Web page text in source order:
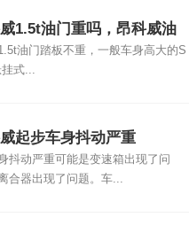
1.5t油门重吗，昂科威油
油门踏板不重，一般车身高大的S
式...
起步车身抖动严重
抖动严重可能是变速箱出现了问
合器出现了问题。车...